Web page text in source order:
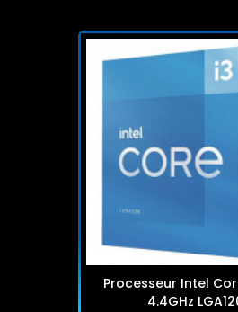
Processeur Intel
4.4GHz